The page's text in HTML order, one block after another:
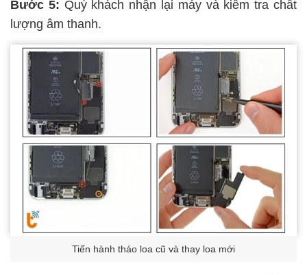
Bước 5: Quý khách nhận lại máy và kiểm tra chất
lượng âm thanh.
Tiến hành tháo loa cũ và thay loa mới